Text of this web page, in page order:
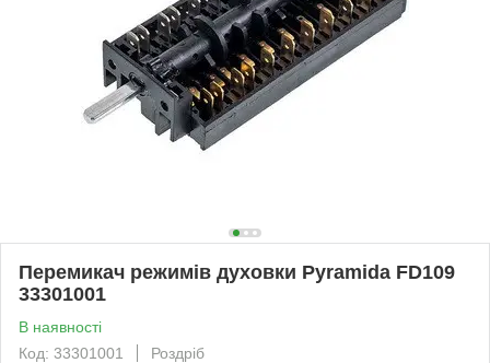
Перемикач режимів духовки Pyramida FD109
33301001
В наявності
Код: 33301001
Роздріб